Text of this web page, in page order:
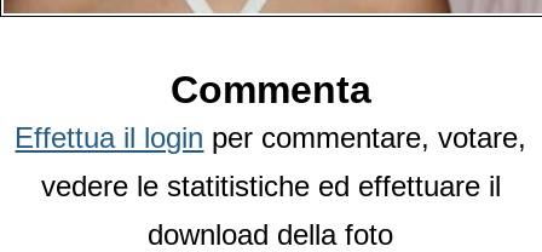
Commenta
Effettua il login per commentare, votare,
vedere le statitistiche ed effettuare il
download della foto